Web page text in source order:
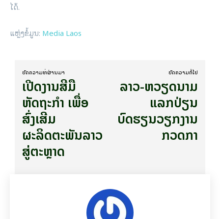
ໄດ້​.
ແຫຼ່ງຂໍ້ມູນ: Media Laos
ບົດ​ຄວາມ​ທີ່​ຜ່ານ​ມາ
ເປີດງານສີມື
ຫັດຖະກຳ ເພື່ອ
ສົ່ງເສີມ
ຜະລິດຕະພັນລາວ
ສູ່ຕະຫຼາດ
ບົດ​ຄວາມ​ຕໍ່​ໄປ
ລາວ-ຫວຽດນາມ
ແລກປ່ຽນ
ບົດຮຽນວຽກງານ
ກວດກາ